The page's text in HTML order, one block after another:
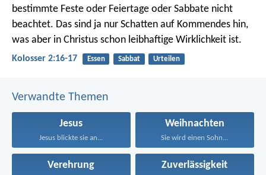
bestimmte Feste oder Feiertage oder Sabbate nicht
beachtet. Das sind ja nur Schatten auf Kommendes hin,
was aber in Christus schon leibhaftige Wirklichkeit ist.
Kolosser 2:16-17 Essen Sabbat Urteilen
Verwandte Themen
Jesus
Jesus blickte sie an...
Weihnachten
Sie wird einen Sohn...
Verehrung Zuverlässigkeit